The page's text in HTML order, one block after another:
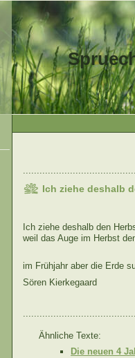
Ich ziehe deshalb
Ich ziehe deshalb den
weil das Auge im Herbst
im Frühjahr aber die Erde
Sören Kierkegaard
Ähnliche Texte:
Die neuen 4